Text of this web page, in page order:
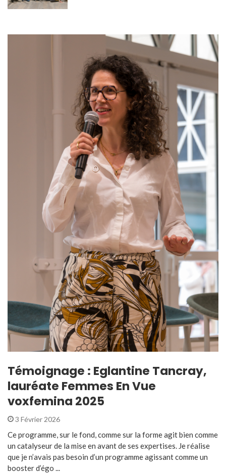
Témoignage : Eglantine Tancray,
lauréate Femmes En Vue
voxfemina 2025
3 Février 2026
Ce programme, sur le fond, comme sur la forme agit bien comme
un catalyseur de la mise en avant de ses expertises. Je réalise
que je n’avais pas besoin d’un programme agissant comme un
booster d’égo ...